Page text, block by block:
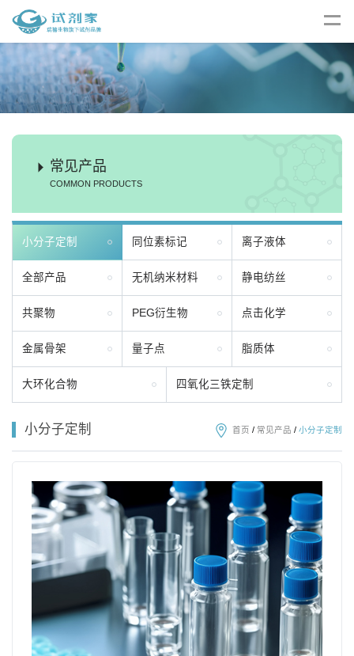
常见产品
COMMON PRODUCTS
小分子定制 同位素标记 离子液体
全部产品 无机纳米材料 静电纺丝
共聚物 PEG衍生物 点击化学
金属骨架 量子点 脂质体
大环化合物 四氧化三铁定制
小分子定制 首页 / 常见产品 / 小分子定制